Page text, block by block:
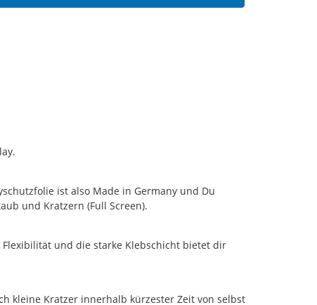
ist also Made in Germany und Du
und Kratzern (Full Screen).
Flexibilität und die starke Klebschicht bietet dir
kleine Kratzer innerhalb kürzester Zeit von selbst